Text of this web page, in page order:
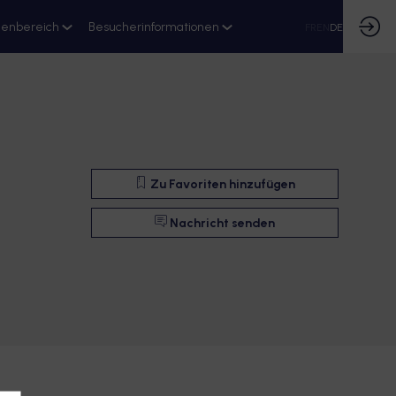
Besucherinformationen DE
Zu Favoriten hinzufügen
Nachricht senden